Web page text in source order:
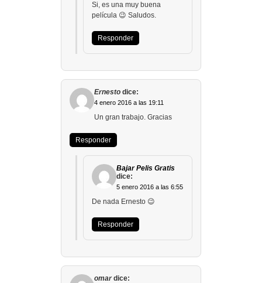
Si, es una muy buena
película 😉 Saludos.
Responder
Ernesto dice:
4 enero 2016 a las 19:11
Un gran trabajo. Gracias
Responder
Bajar Pelis Gratis
dice:
5 enero 2016 a las 6:55
De nada Ernesto 😉
Responder
omar dice: